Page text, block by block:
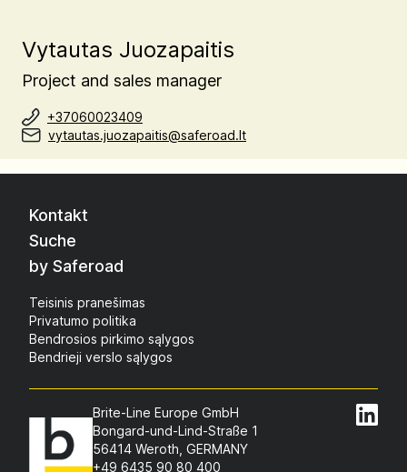
Vytautas Juozapaitis
Project and sales manager
+37060023409
vytautas.juozapaitis@saferoad.lt
Kontakt
Suche
by Saferoad
Teisinis pranešimas
Privatumo politika
Bendrosios pirkimo sąlygos
Bendrieji verslo sąlygos
Brite-Line Europe GmbH
Bongard-und-Lind-Straße 1
56414 Weroth, GERMANY
+49 6435 90 80 400